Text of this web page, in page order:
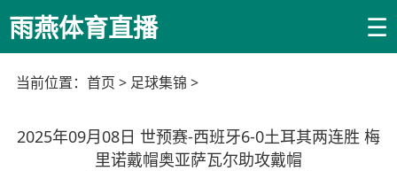
雨燕体育直播 ☰
当前位置： 首页 > 足球集锦 >
2025年09月08日 世预赛-西班牙6-0土耳其两连胜 梅
里诺戴帽奥亚萨瓦尔助攻戴帽